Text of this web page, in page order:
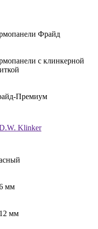
Фрайд
с клинкерной
Премиум
Klinker
мм
мм